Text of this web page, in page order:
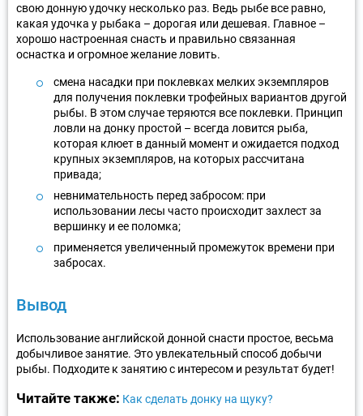
свою донную удочку несколько раз. Ведь рыбе все равно,
какая удочка у рыбака – дорогая или дешевая. Главное –
хорошо настроенная снасть и правильно связанная
оснастка и огромное желание ловить.
смена насадки при поклевках мелких экземпляров
для получения поклевки трофейных вариантов другой
рыбы. В этом случае теряются все поклевки. Принцип
ловли на донку простой – всегда ловится рыба,
которая клюет в данный момент и ожидается подход
крупных экземпляров, на которых рассчитана
привада;
невнимательность перед забросом: при
использовании лесы часто происходит захлест за
вершинку и ее поломка;
применяется увеличенный промежуток времени при
забросах.
Вывод
Использование английской донной снасти простое, весьма
добычливое занятие. Это увлекательный способ добычи
рыбы. Подходите к занятию с интересом и результат будет!
Читайте также: Как сделать донку на щуку?